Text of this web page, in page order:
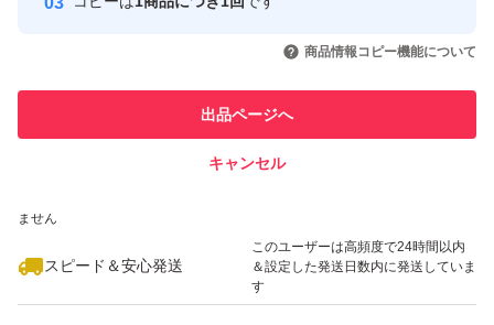
引を完了させた実績があります
での取引実績があります
ません
スピード＆安心発送
このユーザーは高頻度で24時間以内
＆設定した発送日数内に発送していま
す
商品情報コピー機能について
出品ページへ
キャンセル